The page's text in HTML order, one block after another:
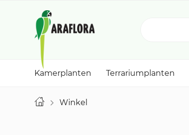
Kamerplanten Terrariumplanten
Winkel